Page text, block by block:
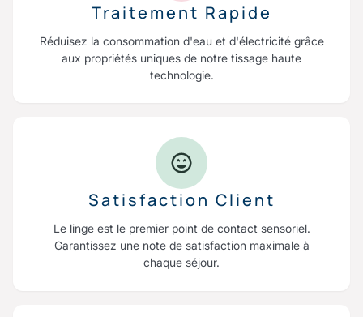
Traitement Rapide
Réduisez la consommation d'eau et d'électricité grâce
aux propriétés uniques de notre tissage haute
technologie.
Satisfaction Client
Le linge est le premier point de contact sensoriel.
Garantissez une note de satisfaction maximale à
chaque séjour.